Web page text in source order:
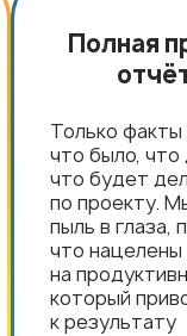
Полная
Только
что было, что
что будет
по проекту.
пыль в глаза,
что нацелены
на
который
к результату